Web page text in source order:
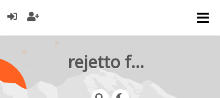
rejetto forum